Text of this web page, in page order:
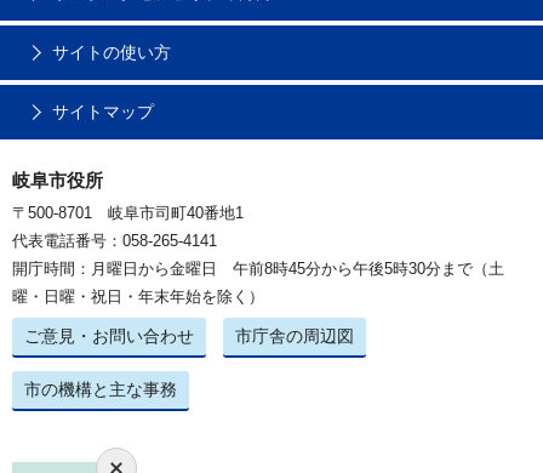
サイトの使い方
サイトマップ
岐阜市役所
〒500-8701 岐阜市司町40番地1
代表電話番号：058-265-4141
開庁時間：月曜日から金曜日 午前8時45分から午後5時30分まで（土
曜・日曜・祝日・年末年始を除く）
ご意見・お問い合わせ 市庁舎の周辺図
市の機構と主な事務